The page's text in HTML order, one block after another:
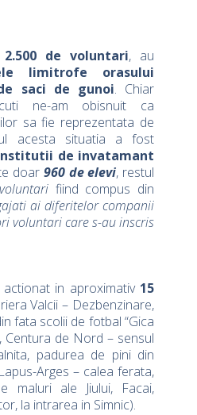
2.500 de voluntari, au
limitrofe orasului
saci de gunoi. Chiar
ne-am obisnuit ca
sa fie reprezentata de
acesta situatia a fost
de invatamant
doar 960 de elevi, restul
fiind compus din
ai diferitelor companii
voluntari care s-au inscris
in aproximativ 15
Valcii – Dezbenzinare,
fata scolii de fotbal “Gica
Centura de Nord – sensul
padurea de pini din
Arges – calea ferata,
maluri ale Jiului, Facai,
la intrarea in Simnic).